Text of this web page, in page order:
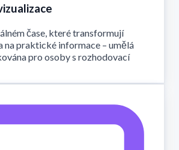
čase, které transformují
na praktické informace – umělá
pro osoby s rozhodovací